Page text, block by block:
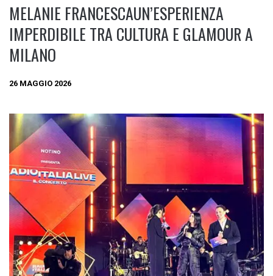
MELANIE FRANCESCAUN’ESPERIENZA
IMPERDIBILE TRA CULTURA E GLAMOUR A
MILANO
26 MAGGIO 2026